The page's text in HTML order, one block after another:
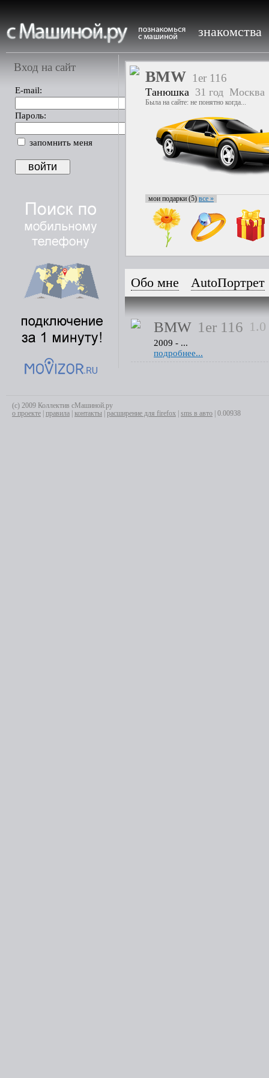
знакомства
Вход на сайт
E-mail:
Пароль:
запомнить меня
BMW 1er 116
Танюшка 31 год Москва
Была на сайте: не понятно когда...
мои подарки (5) все »
Обо мне AutoПортрет
BMW 1er 116 1.0
2009 - ...
подробнее...
(с) 2009 Коллектив сМашиной.ру
о проекте
правила контакты расширение для firefox sms в авто | 0.00938